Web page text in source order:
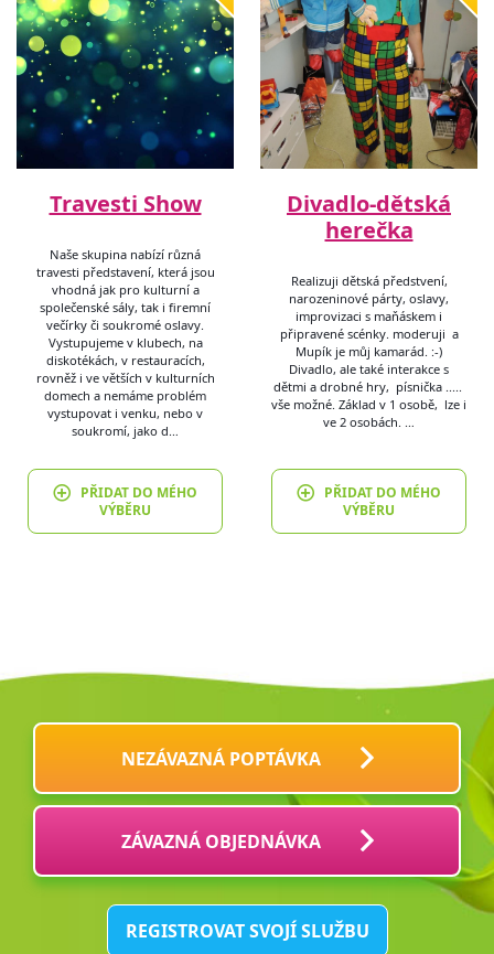
Travesti Show
Naše skupina nabízí různá
travesti představení, která jsou
vhodná jak pro kulturní a
společenské sály, tak i firemní
večírky či soukromé oslavy.
Vystupujeme v klubech, na
diskotékách, v restauracích,
rovněž i ve větších v kulturních
domech a nemáme problém
vystupovat i venku, nebo v
soukromí, jako d…
PŘIDAT DO MÉHO
VÝBĚRU
Divadlo-dětská
herečka
Realizuji dětská předstvení,
narozeninové párty, oslavy,
improvizaci s maňáskem i
připravené scénky. moderuji a
Mupík je můj kamarád. :-)
Divadlo, ale také interakce s
dětmi a drobné hry, písnička .....
vše možné. Základ v 1 osobě, lze i
ve 2 osobách. …
PŘIDAT DO MÉHO
VÝBĚRU
NEZÁVAZNÁ POPTÁVKA
ZÁVAZNÁ OBJEDNÁVKA
REGISTROVAT SVOJÍ SLUŽBU